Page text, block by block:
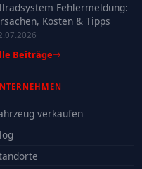
Fehlermeldung:
Kosten & Tipps
Beiträge
verkaufen